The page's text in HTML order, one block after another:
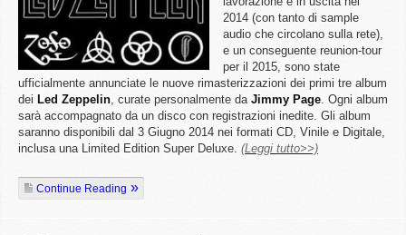
2014 (con tanto di sample
audio che circolano sulla rete),
e un conseguente reunion-tour
per il 2015, sono state
ufficialmente annunciate le nuove rimasterizzazioni dei primi tre album
dei Led Zeppelin, curate personalmente da Jimmy Page. Ogni album
sarà accompagnato da un disco con registrazioni inedite. Gli album
saranno disponibili dal 3 Giugno 2014 nei formati CD, Vinile e Digitale,
inclusa una Limited Edition Super Deluxe. (Leggi tutto>>)
Continue Reading